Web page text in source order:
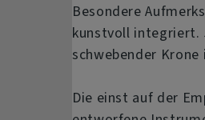
Besondere
kunstvoll integriert.
schwebender
Die einst auf der